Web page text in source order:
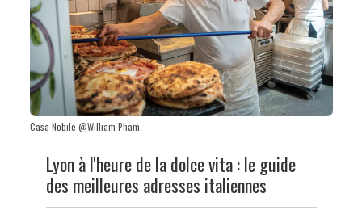
Casa Nobile @William Pham
Lyon à l'heure de la dolce vita : le guide
des meilleures adresses italiennes